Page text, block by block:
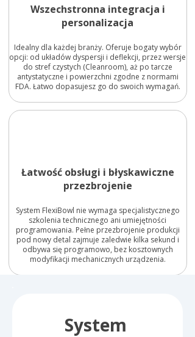
Wszechstronna integracja i
personalizacja
Idealny dla każdej branży. Oferuje bogaty wybór
opcji: od układów dyspersji i deflekcji, przez wersje
do stref czystych (Cleanroom), aż po tarcze
antystatyczne i powierzchni zgodne z normami
FDA. Łatwo dopasujesz go do swoich wymagań.
Łatwość obsługi i błyskawiczne
przezbrojenie
System FlexiBowl nie wymaga specjalistycznego
szkolenia technicznego ani umiejętności
programowania. Pełne przezbrojenie produkcji
pod nowy detal zajmuje zaledwie kilka sekund i
odbywa się programowo, bez kosztownych
modyfikacji mechanicznych urządzenia.
System